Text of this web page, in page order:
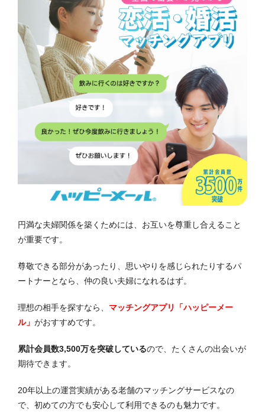
円満な夫婦関係を築くためには、お互いを尊重し合えること
が重要です。
尊敬できる部分があったり、思いやりを感じられたりするパ
ートナーとなら、仲の良い夫婦になれるはず。
理想の相手を探すなら、 マッチングアプリ「ハッピーメー
ル」 がおすすめです。
累計会員数3,500万を突破しているので、たくさんの出会いが
期待できます。
20年以上の運営実績がある老舗のマッチングサービスなの
で、初めての方でも安心して利用できるのも魅力です。